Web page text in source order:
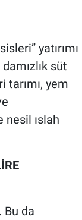
yatırımı
süt
yem
nesil ıslah
Bu da